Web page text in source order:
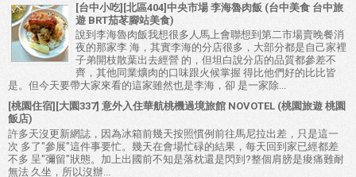
[台中小吃][北區404]中央市場 李海魯肉飯 (台中美食 台中旅
遊 BRT茄苳腳站美食)
說到李海魯肉飯我想很多人馬上會聯想到第二市場賣晚餐消
夜的那家李 海，其實李海的分店很多，大部分都是自己家裡
子弟開枝散葉出去經營 的，但坦白說分店的品質都參差不
齊，其他同業爌肉的口味跟火候掌握 得比他們好的比比皆
是。但今天要帶大家來看的這家雖然也是李海，卻 是一家除...
[桃園住宿][大園337] 意外入住華航桃機過境旅館 NOVOTEL (桃園旅遊 桃園
飯店)
許多天沒更新網誌，因為冰箱前幾天按照慣例前往馬尼拉出差，只是這一
次 多了"參展"這件事要忙。幾天在會場忙碌的結果，每天回到家已經都差
不多 呈"彌留"狀態。加上出國前不知是落枕還是閃到?整個肩膀是痠痛難耐
無法 久坐，所以沒辦...